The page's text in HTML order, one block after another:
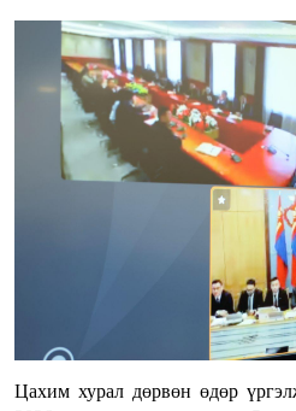
Цахим хурал дөрвөн өдөр